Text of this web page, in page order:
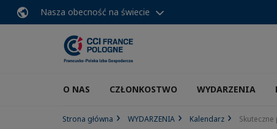
Nasza obecność na świecie
O NAS CZŁONKOSTWO WYDARZENIA
Strona główna WYDARZENIA Kalendarz